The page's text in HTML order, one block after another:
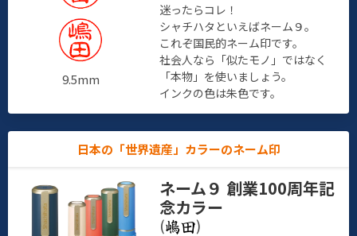
9.5mm
迷ったらコレ！
シャチハタといえばネーム９。
これぞ国民的ネーム印です。
社会人なら「似たモノ」ではなく
「本物」を使いましょう。
インクの色は朱色です。
日本の「世界遺産」カラーのネーム印
ネーム９ 創業100周年記
念カラー
(
)